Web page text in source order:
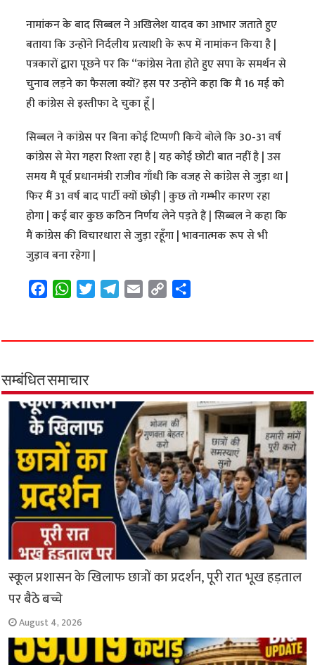
नामांकन के बाद सिब्बल ने अखिलेश यादव का आभार जताते हुए
बताया कि उन्होंने निर्दलीय प्रत्याशी के रूप में नामांकन किया है |
पत्रकारों द्वारा पूछने पर कि “कांग्रेस नेता होते हुए सपा के समर्थन से
चुनाव लड़ने का फैसला क्यों? इस पर उन्होंने कहा कि मैं 16 मई को
ही कांग्रेस से इस्तीफा दे चुका हूँ |
सिब्बल ने कांग्रेस पर बिना कोई टिप्पणी किये बोले कि 30-31 वर्ष
कांग्रेस से मेरा गहरा रिश्ता रहा है | यह कोई छोटी बात नहीं है | उस
समय मैं पूर्व प्रधानमंत्री राजीव गाँधी कि वजह से कांग्रेस से जुड़ा था |
फिर मैं 31 वर्ष बाद पार्टी क्यों छोड़ी | कुछ तो गम्भीर कारण रहा
होगा | कई बार कुछ कठिन निर्णय लेने पड़ते हैं | सिब्बल ने कहा कि
मैं कांग्रेस की विचारधारा से जुड़ा रहूँगा | भावनात्मक रूप से भी
जुड़ाव बना रहेगा |
F
e
o
o
k
W
t
A
p
p
T
t
r
T
e
a
m
E
i
C
y
n
k
r
सम्बंधित समाचार
स्कूल प्रशासन के खिलाफ छात्रों का प्रदर्शन, पूरी रात भूख हड़ताल
पर बैठे बच्चे
August 4, 2026